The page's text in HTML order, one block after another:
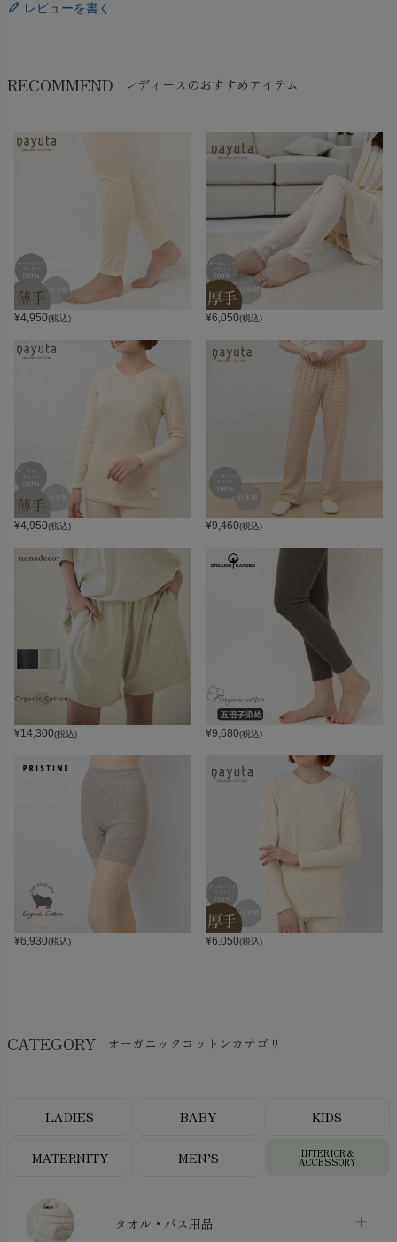
レビューを書く
RECOMMEND レディースのおすすめアイテム
¥4,950(税込) ¥6,050(税込)
¥4,950(税込) ¥9,460(税込)
¥14,300(税込) ¥9,680(税込)
¥6,930(税込) ¥6,050(税込)
CATEGORY オーガニックコットンカテゴリ
LADIES BABY KIDS
MATERNITY MEN’S INTERIOR＆
ACCESSORY
タオル・バス用品